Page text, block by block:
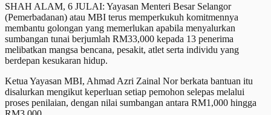
SHAH ALAM, 6 JULAI: Yayasan Menteri Besar Selangor
(Pemerbadanan) atau MBI terus memperkukuh komitmennya
membantu golongan yang memerlukan apabila menyalurkan
sumbangan tunai berjumlah RM33,000 kepada 13 penerima
melibatkan mangsa bencana, pesakit, atlet serta individu yang
berdepan kesukaran hidup.
Ketua Yayasan MBI, Ahmad Azri Zainal Nor berkata bantuan itu
disalurkan mengikut keperluan setiap pemohon selepas melalui
proses penilaian, dengan nilai sumbangan antara RM1,000 hingga